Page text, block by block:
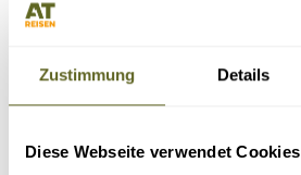
Zustimmung Details
Diese Webseite verwendet Cookies